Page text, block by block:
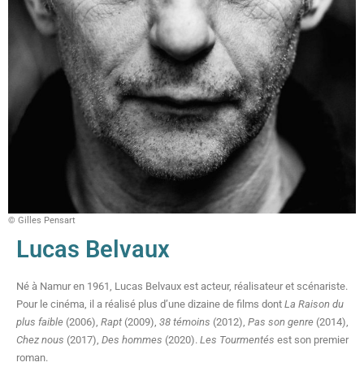
© Gilles Pensart
Lucas Belvaux
Né à Namur en 1961, Lucas Belvaux est acteur, réalisateur et scénariste.
Pour le cinéma, il a réalisé plus d’une dizaine de films dont La Raison du
plus faible (2006), Rapt (2009), 38 témoins (2012), Pas son genre (2014),
Chez nous (2017), Des hommes (2020). Les Tourmentés est son premier
roman.